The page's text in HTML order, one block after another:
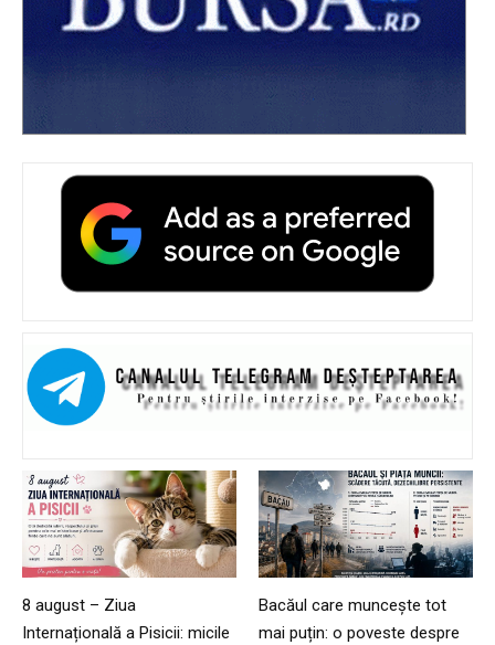
8 august – Ziua
Internațională a Pisicii: micile
Bacăul care muncește tot
mai puțin: o poveste despre